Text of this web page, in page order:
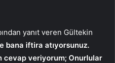
yanıt veren Gültekin
bana iftira atıyorsunuz.
cevap veriyorum; Onurlular